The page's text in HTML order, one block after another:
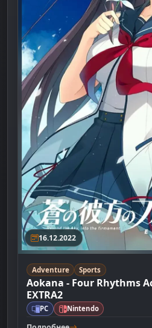
16.12.2022
Adventure Sports
Aokana - Four Rhythms
EXTRA2
PC Nintendo